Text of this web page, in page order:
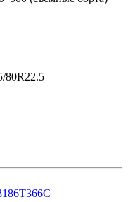
80R22.5